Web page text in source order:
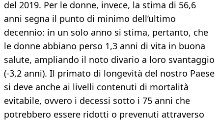
del 2019. Per le donne, invece, la stima di 56,6
anni segna il punto di minimo dell’ultimo
decennio: in un solo anno si stima, pertanto, che
le donne abbiano perso 1,3 anni di vita in buona
salute, ampliando il noto divario a loro svantaggio
(-3,2 anni). Il primato di longevità del nostro Paese
si deve anche ai livelli contenuti di mortalità
evitabile, ovvero i decessi sotto i 75 anni che
potrebbero essere ridotti o prevenuti attraverso